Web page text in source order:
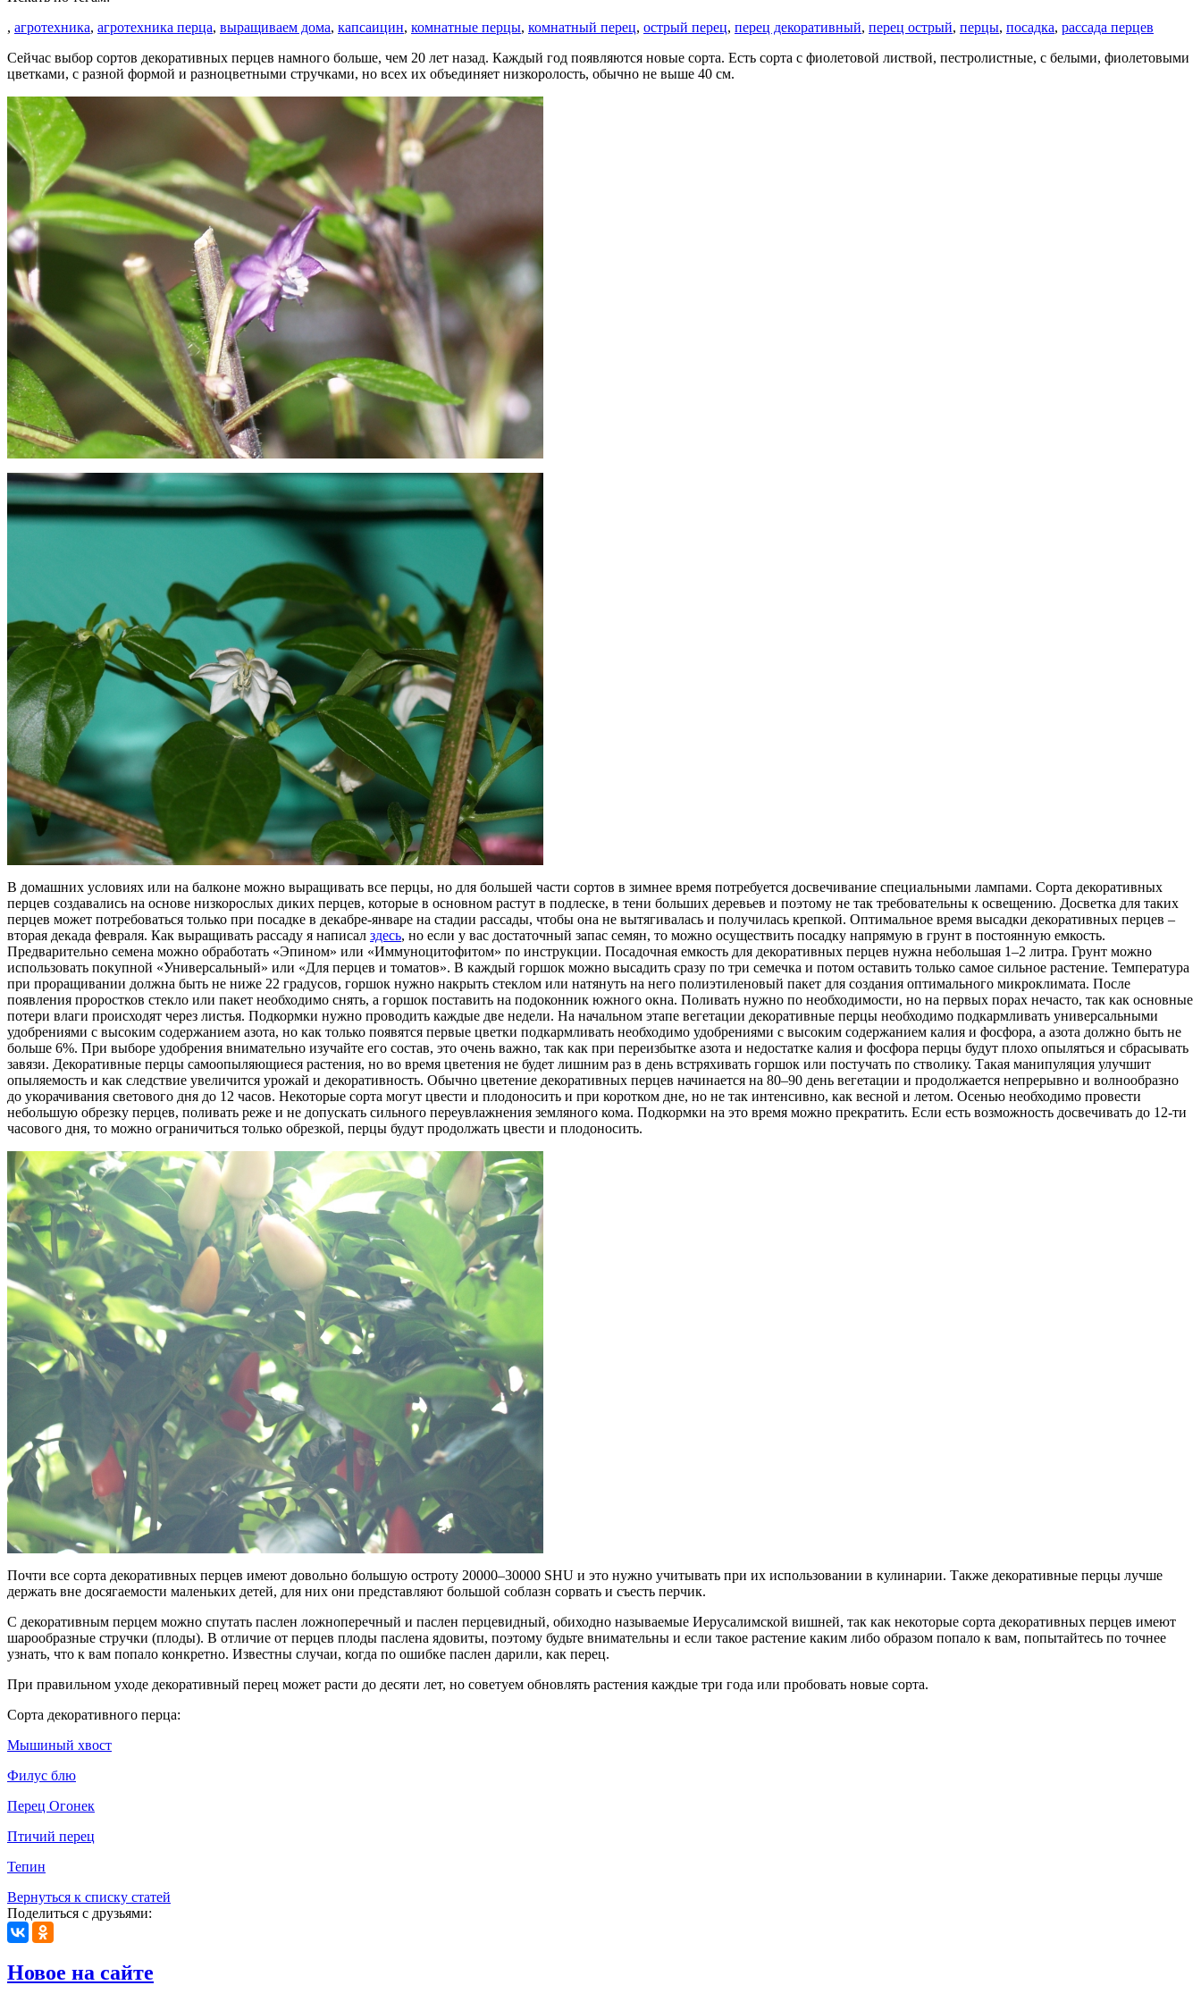
, агротехника, агротехника перца, выращиваем дома, капсаицин, комнатные перцы, комнатный перец, острый перец, перец декоративный, перец острый, перцы, посадка, рассада перцев
Сейчас выбор сортов декоративных перцев намного больше, чем 20 лет назад. Каждый год появляются новые сорта. Есть сорта с фиолетовой листвой, пестролистные, с белыми, фиолетовыми
цветками, с разной формой и разноцветными стручками, но всех их объединяет низкоролость, обычно не выше 40 см.
В домашних условиях или на балконе можно выращивать все перцы, но для большей части сортов в зимнее время потребуется досвечивание специальными лампами. Сорта декоративных
перцев создавались на основе низкорослых диких перцев, которые в основном растут в подлеске, в тени больших деревьев и поэтому не так требовательны к освещению. Досветка для таких
перцев может потребоваться только при посадке в декабре-январе на стадии рассады, чтобы она не вытягивалась и получилась крепкой. Оптимальное время высадки декоративных перцев –
вторая декада февраля. Как выращивать рассаду я написал здесь, но если у вас достаточный запас семян, то можно осуществить посадку напрямую в грунт в постоянную емкость.
Предварительно семена можно обработать «Эпином» или «Иммуноцитофитом» по инструкции. Посадочная емкость для декоративных перцев нужна небольшая 1–2 литра. Грунт можно
использовать покупной «Универсальный» или «Для перцев и томатов». В каждый горшок можно высадить сразу по три семечка и потом оставить только самое сильное растение. Температура
при проращивании должна быть не ниже 22 градусов, горшок нужно накрыть стеклом или натянуть на него полиэтиленовый пакет для создания оптимального микроклимата. После
появления проростков стекло или пакет необходимо снять, а горшок поставить на подоконник южного окна. Поливать нужно по необходимости, но на первых порах нечасто, так как основные
потери влаги происходят через листья. Подкормки нужно проводить каждые две недели. На начальном этапе вегетации декоративные перцы необходимо подкармливать универсальными
удобрениями с высоким содержанием азота, но как только появятся первые цветки подкармливать необходимо удобрениями с высоким содержанием калия и фосфора, а азота должно быть не
больше 6%. При выборе удобрения внимательно изучайте его состав, это очень важно, так как при переизбытке азота и недостатке калия и фосфора перцы будут плохо опыляться и сбрасывать
завязи. Декоративные перцы самоопыляющиеся растения, но во время цветения не будет лишним раз в день встряхивать горшок или постучать по стволику. Такая манипуляция улучшит
опыляемость и как следствие увеличится урожай и декоративность. Обычно цветение декоративных перцев начинается на 80–90 день вегетации и продолжается непрерывно и волнообразно
до укорачивания светового дня до 12 часов. Некоторые сорта могут цвести и плодоносить и при коротком дне, но не так интенсивно, как весной и летом. Осенью необходимо провести
небольшую обрезку перцев, поливать реже и не допускать сильного переувлажнения земляного кома. Подкормки на это время можно прекратить. Если есть возможность досвечивать до 12-ти
часового дня, то можно ограничиться только обрезкой, перцы будут продолжать цвести и плодоносить.
Почти все сорта декоративных перцев имеют довольно большую остроту 20000–30000 SHU и это нужно учитывать при их использовании в кулинарии. Также декоративные перцы лучше
держать вне досягаемости маленьких детей, для них они представляют большой соблазн сорвать и съесть перчик.
С декоративным перцем можно спутать паслен ложноперечный и паслен перцевидный, обиходно называемые Иерусалимской вишней, так как некоторые сорта декоративных перцев имеют
шарообразные стручки (плоды). В отличие от перцев плоды паслена ядовиты, поэтому будьте внимательны и если такое растение каким либо образом попало к вам, попытайтесь по точнее
узнать, что к вам попало конкретно. Известны случаи, когда по ошибке паслен дарили, как перец.
При правильном уходе декоративный перец может расти до десяти лет, но советуем обновлять растения каждые три года или пробовать новые сорта.
Сорта декоративного перца:
Мышиный хвост
Филус блю
Перец Огонек
Птичий перец
Тепин
Вернуться к списку статей
Поделиться с друзьями:
Новое на сайте